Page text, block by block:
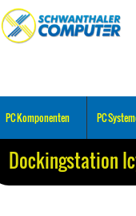
PC Komponenten PC
Dockingstation